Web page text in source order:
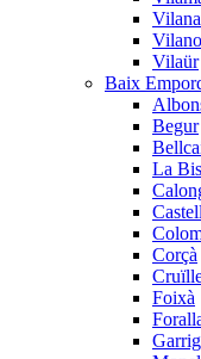
Vilaür
Baix
Begur
La
Corçà
Foixà